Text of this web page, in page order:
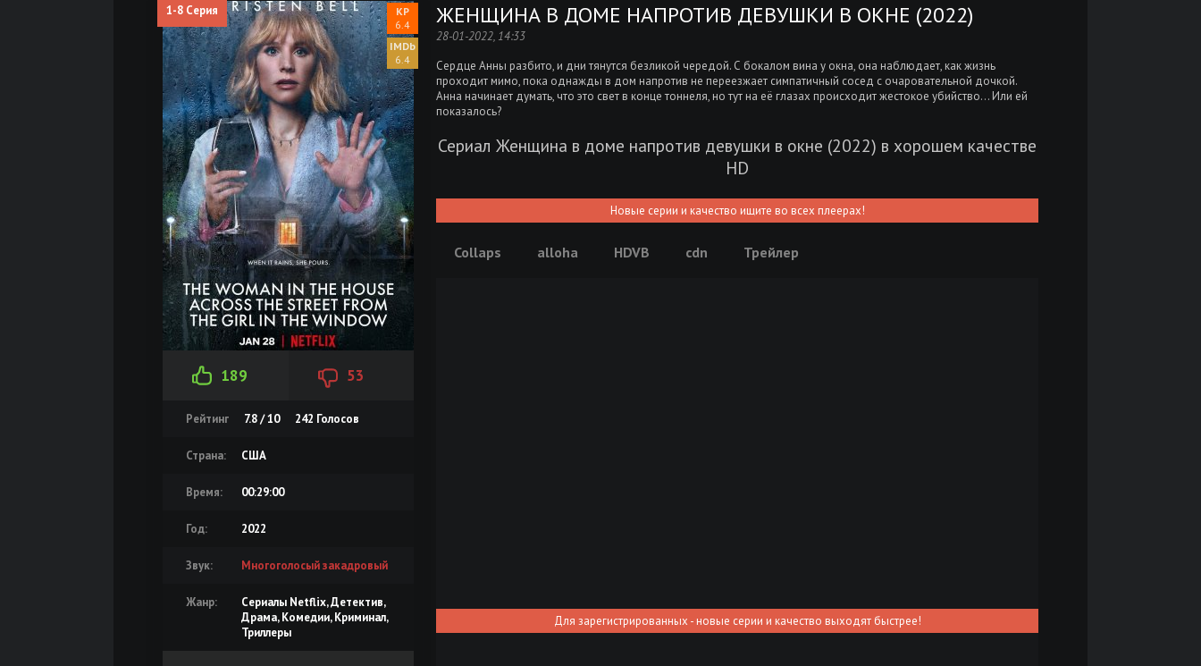
1-8 Серия
6.4
6.4
189 53
Рейтинг 7.8 / 10 242 Голосов
Страна: США
Время: 00:29:00
Год: 2022
Звук: Многоголосый закадровый
Жанр:
Сериалы Netflix, Детектив,
Драма, Комедии, Криминал,
Триллеры
ЖЕНЩИНА В ДОМЕ НАПРОТИВ ДЕВУШКИ В ОКНЕ (2022)
28-01-2022, 14:33
Сердце Анны разбито, и дни тянутся безликой чередой. С бокалом вина у окна, она наблюдает, как жизнь
проходит мимо, пока однажды в дом напротив не переезжает симпатичный сосед с очаровательной дочкой.
Анна начинает думать, что это свет в конце тоннеля, но тут на её глазах происходит жестокое убийство… Или ей
показалось?
Сериал Женщина в доме напротив девушки в окне (2022) в хорошем качестве
HD
Новые серии и качество ищите во всех плеерах!
Collaps alloha HDVB cdn Трейлер
Для зарегистрированных - новые серии и качество выходят быстрее!